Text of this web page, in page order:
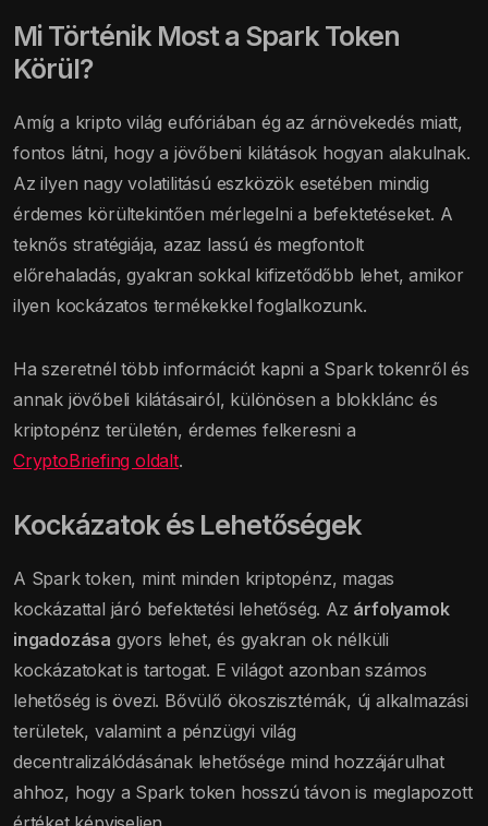
Mi Történik Most a Spark Token
Körül?
Amíg a kripto világ eufóriában ég az árnövekedés miatt,
fontos látni, hogy a jövőbeni kilátások hogyan alakulnak.
Az ilyen nagy volatilitású eszközök esetében mindig
érdemes körültekintően mérlegelni a befektetéseket. A
teknős stratégiája, azaz lassú és megfontolt
előrehaladás, gyakran sokkal kifizetődőbb lehet, amikor
ilyen kockázatos termékekkel foglalkozunk.
Ha szeretnél több információt kapni a Spark tokenről és
annak jövőbeli kilátásairól, különösen a blokklánc és
kriptopénz területén, érdemes felkeresni a
CryptoBriefing oldalt.
Kockázatok és Lehetőségek
A Spark token, mint minden kriptopénz, magas
kockázattal járó befektetési lehetőség. Az árfolyamok
ingadozása gyors lehet, és gyakran ok nélküli
kockázatokat is tartogat. E világot azonban számos
lehetőség is övezi. Bővülő ökoszisztémák, új alkalmazási
területek, valamint a pénzügyi világ
decentralizálódásának lehetősége mind hozzájárulhat
ahhoz, hogy a Spark token hosszú távon is meglapozott